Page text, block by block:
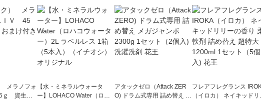
メラノフォ
ｇ 資生
【水・ミネラルウォータ
ー】LOHACO Water（ロハ
アタックゼロ（Attack ZER
O) ドラム式専用 詰め替え メ
フレアフレグランス
（イロカ） ネイキッドリ